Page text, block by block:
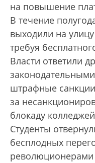
на повышение
В течение
выходили на
требуя
Власти ответили
штрафные
за
блокаду
Студенты
бесплодных
революционерами